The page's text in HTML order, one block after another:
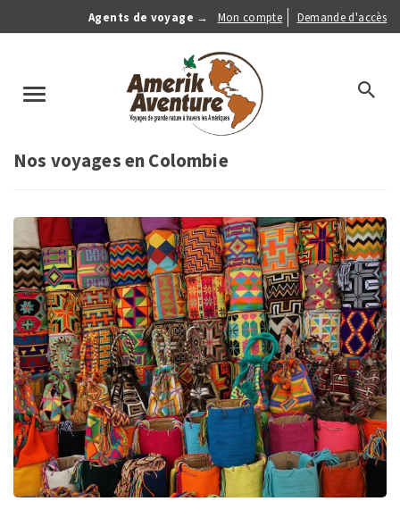
Agents de voyage →
Anonymous
Menu
Mon compte Demande d'accès
Toggle
search
Nos voyages en Colombie